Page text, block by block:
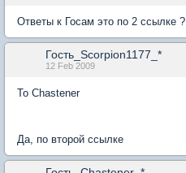
Ответы к Госам это по 2 ссылке ?
Гость_Scorpion1177_*
12 Feb 2009
To Chastener
Да, по второй ссылке